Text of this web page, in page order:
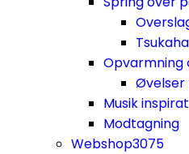
Opvarmning
Øvelser
Musik
Modtagning
Webshop3075